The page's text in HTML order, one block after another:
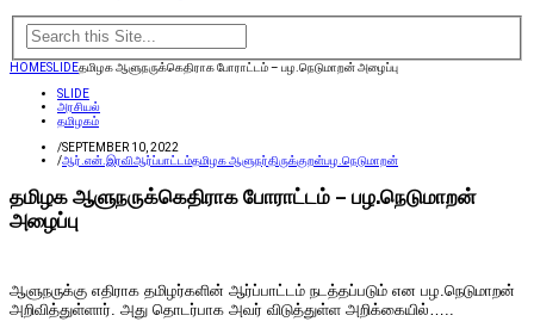
HOMESLIDEதமிழக ஆளுநருக்கெதிராக போராட்டம் – பழ.நெடுமாறன் அழைப்பு
SLIDE
அரசியல்
தமிழகம்
/SEPTEMBER 10, 2022
/ஆர்.என்.இரவிஆர்ப்பாட்டம்தமிழக ஆளுநர்திருக்குறள்பழ.நெடுமாறன்
தமிழக ஆளுநருக்கெதிராக போராட்டம் – பழ.நெடுமாறன்
அழைப்பு
ஆளுநருக்கு எதிராக தமிழர்களின் ஆர்ப்பாட்டம் நடத்தப்படும் என பழ.நெடுமாறன்
அறிவித்துள்ளார். அது தொடர்பாக அவர் விடுத்துள்ள அறிக்கையில்…..